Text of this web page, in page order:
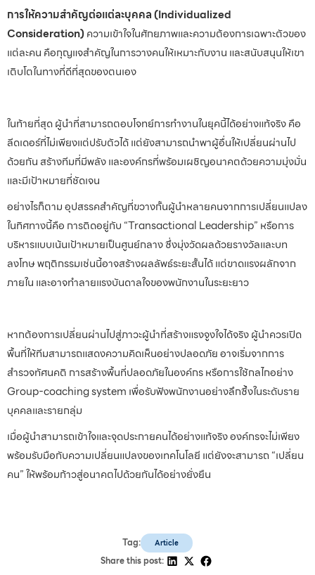
การให้ความสำคัญต่อแต่ละบุคคล (Individualized
Consideration)ความเข้าใจในศักยภาพและความต้องการเฉพาะตัวของ
แต่ละคน คือกุญแจสำคัญในการวางคนให้เหมาะกับงาน และสนับสนุนให้เขา
เติบโตในทางที่ดีที่สุดของตนเอง
ในท้ายที่สุด ผู้นำที่สามารถตอบโจทย์การทำงานในยุคนี้ได้อย่างแท้จริง คือ
ลีดเดอร์ที่ไม่เพียงแต่ปรับตัวได้ แต่ยังสามารถนำพาผู้อื่นให้เปลี่ยนผ่านไป
ด้วยกัน สร้างทีมที่มีพลัง และองค์กรที่พร้อมเผชิญอนาคตด้วยความมุ่งมั่น
และมีเป้าหมายที่ชัดเจน
อย่างไรก็ตาม อุปสรรคสำคัญที่ขวางกั้นผู้นำหลายคนจากการเปลี่ยนแปลง
ในทิศทางนี้คือ การติดอยู่กับ “Transactional Leadership” หรือการ
บริหารแบบเน้นเป้าหมายเป็นศูนย์กลาง ซึ่งมุ่งวัดผลด้วยรางวัลและบท
ลงโทษ พฤติกรรมเช่นนี้อาจสร้างผลลัพธ์ระยะสั้นได้ แต่ขาดแรงผลักจาก
ภายใน และอาจทำลายแรงบันดาลใจของพนักงานในระยะยาว
หากต้องการเปลี่ยนผ่านไปสู่ภาวะผู้นำที่สร้างแรงจูงใจได้จริง ผู้นำควรเปิด
พื้นที่ให้ทีมสามารถแสดงความคิดเห็นอย่างปลอดภัย อาจเริ่มจากการ
สำรวจทัศนคติ การสร้างพื้นที่ปลอดภัยในองค์กร หรือการใช้กลไกอย่าง
Group-coaching system เพื่อรับฟังพนักงานอย่างลึกซึ้งในระดับราย
บุคคลและรายกลุ่ม
เมื่อผู้นำสามารถเข้าใจและจุดประกายคนได้อย่างแท้จริง องค์กรจะไม่เพียง
พร้อมรับมือกับความเปลี่ยนแปลงของเทคโนโลยี แต่ยังจะสามารถ “เปลี่ยน
คน” ให้พร้อมก้าวสู่อนาคตไปด้วยกันได้อย่างยั่งยืน
Tag: Article
Share this post: